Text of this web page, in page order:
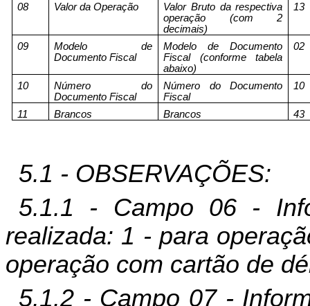
08 Valor da Operação
Valor Bruto da respectiva
operação (com 2
decimais)
13
09
Modelo de
Documento Fiscal
Modelo de Documento
Fiscal (conforme tabela
abaixo)
02
10
Número do
Documento Fiscal
Número do Documento
Fiscal
10
11 Brancos Brancos 43
5.1 - OBSERVAÇÕES:
5.1.1 - Campo 06 -
realizada: 1 - para
operação com cartão de
5.1.2 - Campo 07 -